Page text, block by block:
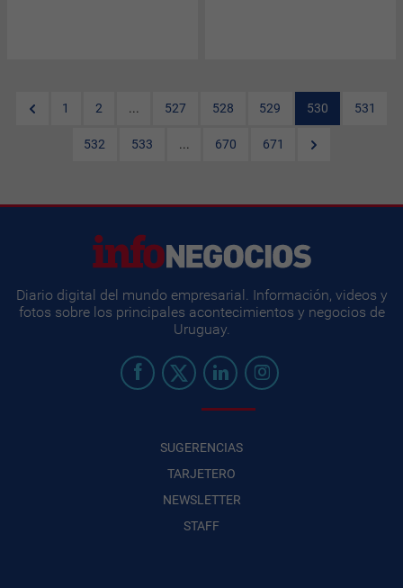
1 2 ... 527 528 529 530 531
532 533 ... 670 671
Diario digital del mundo empresarial. Información, videos y
fotos sobre los principales acontecimientos y negocios de
Uruguay.
SUGERENCIAS
TARJETERO
NEWSLETTER
STAFF